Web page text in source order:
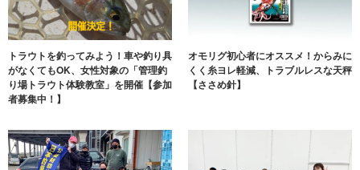
トラウトを釣ってみよう！車や釣り具
がなくてもOK、女性対象の「管理釣
り場トラウト体験教室」を開催【参加
者募集中！】
オモリグ初心者にオススメ！からみに
くく糸ヨレ軽減、トラブルレスな天秤
【ささめ針】